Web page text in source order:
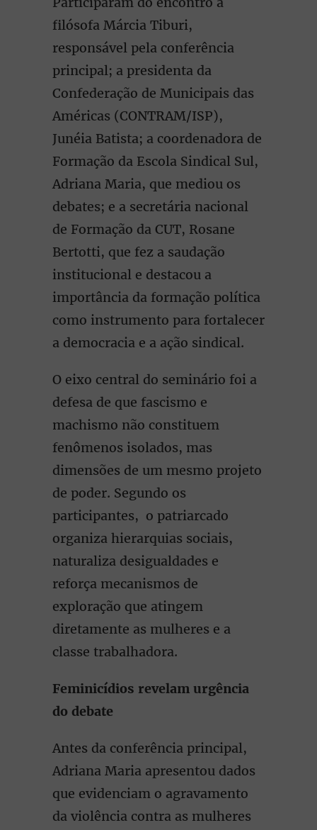
filósofa Márcia Tiburi,
responsável pela conferência
principal; a presidenta da
Confederação de Municipais das
Américas (CONTRAM/ISP),
Junéia Batista; a coordenadora de
Formação da Escola Sindical Sul,
Adriana Maria, que mediou os
debates; e a secretária nacional
de Formação da CUT, Rosane
Bertotti, que fez a saudação
institucional e destacou a
importância da formação política
como instrumento para fortalecer
a democracia e a ação sindical.
O eixo central do seminário foi a
defesa de que fascismo e
machismo não constituem
fenômenos isolados, mas
dimensões de um mesmo projeto
de poder. Segundo os
participantes, o patriarcado
organiza hierarquias sociais,
naturaliza desigualdades e
reforça mecanismos de
exploração que atingem
diretamente as mulheres e a
classe trabalhadora.
Feminicídios revelam urgência
do debate
Antes da conferência principal,
Adriana Maria apresentou dados
que evidenciam o agravamento
da violência contra as mulheres